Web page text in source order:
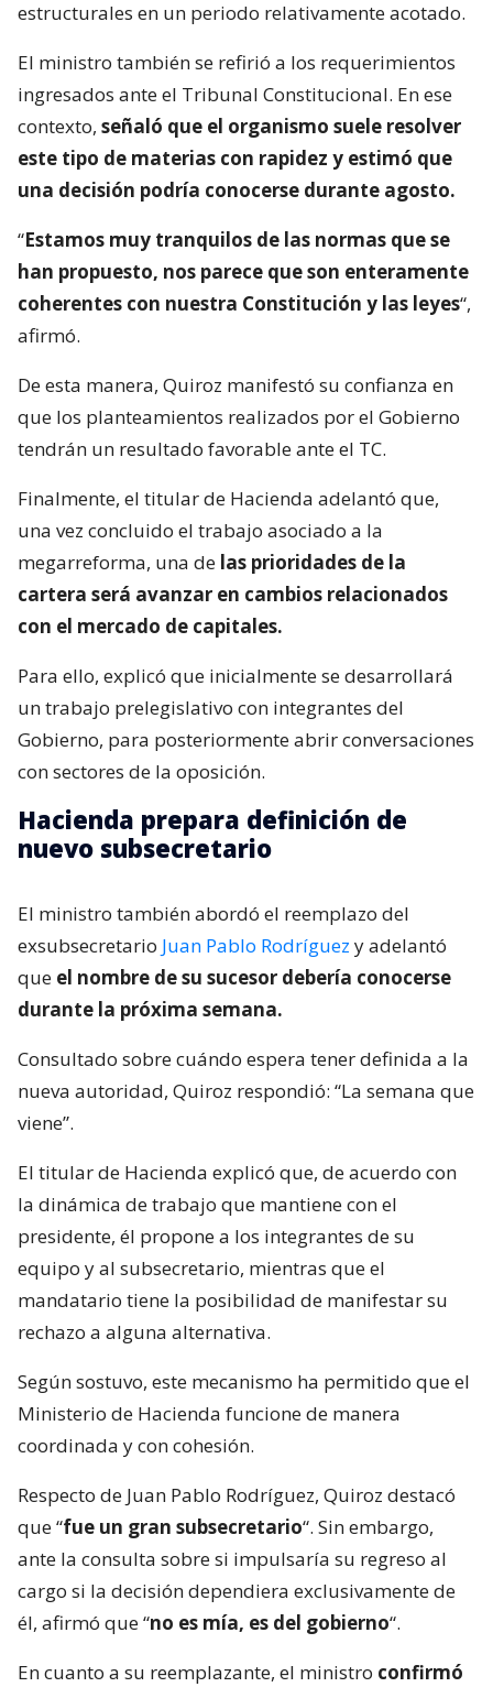
estructurales en un periodo relativamente acotado.
El ministro también se refirió a los requerimientos
ingresados ante el Tribunal Constitucional. En ese
contexto, señaló que el organismo suele resolver
este tipo de materias con rapidez y estimó que
una decisión podría conocerse durante agosto.
“Estamos muy tranquilos de las normas que se
han propuesto, nos parece que son enteramente
coherentes con nuestra Constitución y las leyes“,
afirmó.
De esta manera, Quiroz manifestó su confianza en
que los planteamientos realizados por el Gobierno
tendrán un resultado favorable ante el TC.
Finalmente, el titular de Hacienda adelantó que,
una vez concluido el trabajo asociado a la
megarreforma, una de las prioridades de la
cartera será avanzar en cambios relacionados
con el mercado de capitales.
Para ello, explicó que inicialmente se desarrollará
un trabajo prelegislativo con integrantes del
Gobierno, para posteriormente abrir conversaciones
con sectores de la oposición.
Hacienda prepara definición de
nuevo subsecretario
El ministro también abordó el reemplazo del
exsubsecretario Juan Pablo Rodríguez y adelantó
que el nombre de su sucesor debería conocerse
durante la próxima semana.
Consultado sobre cuándo espera tener definida a la
nueva autoridad, Quiroz respondió: “La semana que
viene”.
El titular de Hacienda explicó que, de acuerdo con
la dinámica de trabajo que mantiene con el
presidente, él propone a los integrantes de su
equipo y al subsecretario, mientras que el
mandatario tiene la posibilidad de manifestar su
rechazo a alguna alternativa.
Según sostuvo, este mecanismo ha permitido que el
Ministerio de Hacienda funcione de manera
coordinada y con cohesión.
Respecto de Juan Pablo Rodríguez, Quiroz destacó
que “fue un gran subsecretario“. Sin embargo,
ante la consulta sobre si impulsaría su regreso al
cargo si la decisión dependiera exclusivamente de
él, afirmó que “no es mía, es del gobierno“.
En cuanto a su reemplazante, el ministro confirmó